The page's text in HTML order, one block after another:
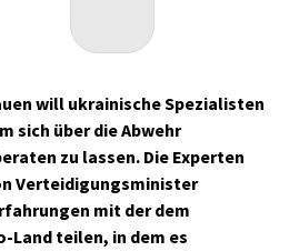
will ukrainische Spezialisten
sich über die Abwehr
zu lassen. Die Experten
Verteidigungsminister
mit der dem
Land teilen, in dem es